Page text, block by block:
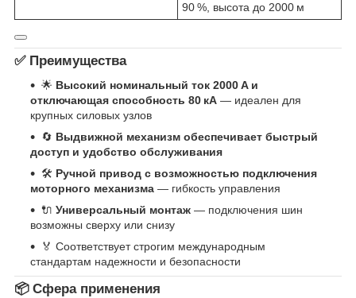
90 %, высота до 2000 м
✅ Преимущества
🌟 Высокий номинальный ток 2000 A и
отключающая способность 80 кА — идеален для
крупных силовых узлов
🔄 Выдвижной механизм обеспечивает быстрый
доступ и удобство обслуживания
🛠 Ручной привод с возможностью подключения
моторного механизма — гибкость управления
🔌 Универсальный монтаж — подключения шин
возможны сверху или снизу
🏅 Соответствует строгим международным
стандартам надежности и безопасности
📦 Сфера применения